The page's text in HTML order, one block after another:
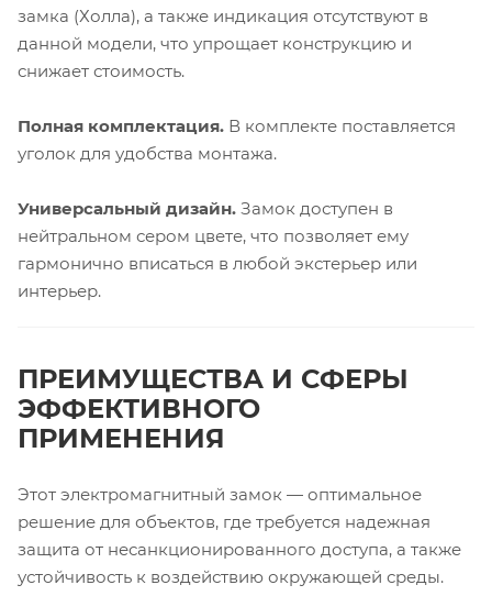
замка (Холла), а также индикация отсутствуют в
данной модели, что упрощает конструкцию и
снижает стоимость.
Полная комплектация. В комплекте поставляется
уголок для удобства монтажа.
Универсальный дизайн. Замок доступен в
нейтральном сером цвете, что позволяет ему
гармонично вписаться в любой экстерьер или
интерьер.
ПРЕИМУЩЕСТВА И СФЕРЫ
ЭФФЕКТИВНОГО
ПРИМЕНЕНИЯ
Этот электромагнитный замок — оптимальное
решение для объектов, где требуется надежная
защита от несанкционированного доступа, а также
устойчивость к воздействию окружающей среды.